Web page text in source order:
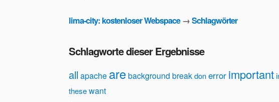
lima-city: kostenloser Webspace→Schlagwörter
Schlagworte dieser Ergebnisse
all apache arebackground breakdonerror important
thesewant